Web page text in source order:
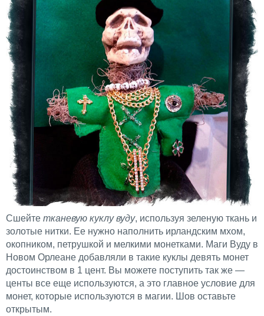
Сшейте тканевую куклу вуду, используя зеленую ткань и
золотые нитки. Ее нужно наполнить ирландским мхом,
окопником, петрушкой и мелкими монетками. Маги Вуду в
Новом Орлеане добавляли в такие куклы девять монет
достоинством в 1 цент. Вы можете поступить так же —
центы все еще используются, а это главное условие для
монет, которые используются в магии. Шов оставьте
открытым.